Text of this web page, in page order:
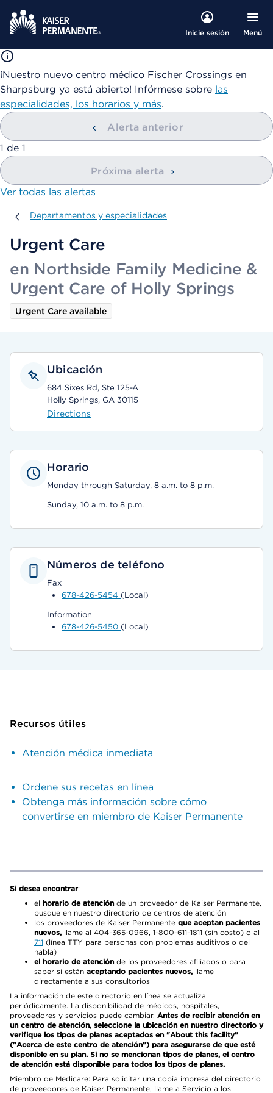
Inicie sesión Menú
¡Nuestro nuevo centro médico Fischer Crossings en
Sharpsburg ya está abierto! Infórmese sobre las
especialidades, los horarios y más.
Alerta anterior
mostrando
1 de 1
Próxima alerta
Ver todas las alertas
Departamentos y especialidades
Departamentos y especialidades
Urgent Care
en Northside Family Medicine &
Urgent Care of Holly Springs
Urgent Care available
Ubicación
684 Sixes Rd, Ste 125-A
Holly Springs, GA 30115
Directions
Horario
Monday through Saturday, 8 a.m. to 8 p.m.
Sunday, 10 a.m. to 8 p.m.
Números de teléfono
Fax
678-426-5454 (Local)
Information
678-426-5450 (Local)
Recursos útiles
Atención médica inmediata
Ordene sus recetas en línea
Obtenga más información sobre cómo
convertirse en miembro de Kaiser Permanente
Si desea encontrar:
el horario de atención de un proveedor de Kaiser Permanente,
busque en nuestro directorio de centros de atención
los proveedores de Kaiser Permanente que aceptan pacientes
nuevos, llame al 404-365-0966, 1-800-611-1811 (sin costo) o al
711 (línea TTY para personas con problemas auditivos o del
habla)
el horario de atención de los proveedores afiliados o para
saber si están aceptando pacientes nuevos, llame
directamente a sus consultorios
La información de este directorio en línea se actualiza
periódicamente. La disponibilidad de médicos, hospitales,
proveedores y servicios puede cambiar. Antes de recibir atención en
un centro de atención, seleccione la ubicación en nuestro directorio y
verifique los tipos de planes aceptados en "About this facility"
("Acerca de este centro de atención") para asegurarse de que esté
disponible en su plan. Si no se mencionan tipos de planes, el centro
de atención está disponible para todos los tipos de planes.
Miembro de Medicare: Para solicitar una copia impresa del directorio
de proveedores de Kaiser Permanente, llame a Servicio a los